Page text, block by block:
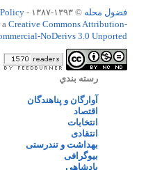
فضول محله © ۱۳۹۳-۱۳۸۷ -
a Creative Commons Attribution-
NoDerivs 3.0 Unported
رسته بندي
آوارگان و پناهندگان
اقتصاد
انتخابات
انتقادی
بهداشت و تندرستی
بیوگرافی
پادشاهی